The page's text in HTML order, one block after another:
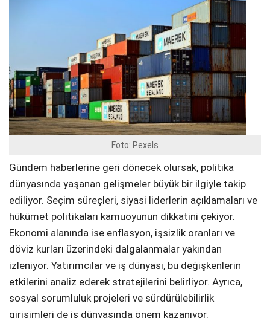
Foto: Pexels
Gündem haberlerine geri dönecek olursak, politika
dünyasında yaşanan gelişmeler büyük bir ilgiyle takip
ediliyor. Seçim süreçleri, siyasi liderlerin açıklamaları ve
hükümet politikaları kamuoyunun dikkatini çekiyor.
Ekonomi alanında ise enflasyon, işsizlik oranları ve
döviz kurları üzerindeki dalgalanmalar yakından
izleniyor. Yatırımcılar ve iş dünyası, bu değişkenlerin
etkilerini analiz ederek stratejilerini belirliyor. Ayrıca,
sosyal sorumluluk projeleri ve sürdürülebilirlik
girişimleri de iş dünyasında önem kazanıyor.